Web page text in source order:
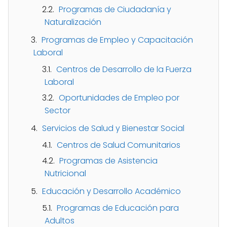
Programas de Ciudadanía y
Naturalización
Programas de Empleo y Capacitación
Laboral
Centros de Desarrollo de la Fuerza
Laboral
Oportunidades de Empleo por
Sector
Servicios de Salud y Bienestar Social
Centros de Salud Comunitarios
Programas de Asistencia
Nutricional
Educación y Desarrollo Académico
Programas de Educación para
Adultos